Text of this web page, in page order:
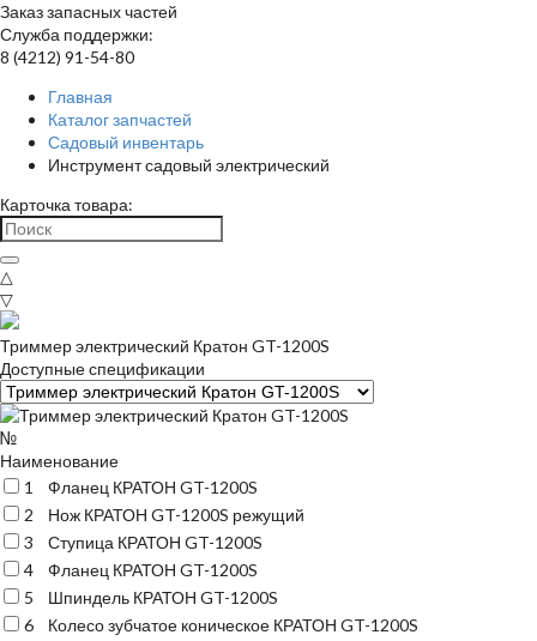
Заказ запасных частей
Служба поддержки:
8 (4212) 91-54-80
Главная
Каталог запчастей
Садовый инвентарь
Инструмент садовый электрический
Карточка товара:
△
▽
Триммер электрический Кратон GT-1200S
Доступные спецификации
№
Наименование
1
Фланец КРАТОН GT-1200S
2
Нож КРАТОН GT-1200S режущий
3
Ступица КРАТОН GT-1200S
4
Фланец КРАТОН GT-1200S
5
Шпиндель КРАТОН GT-1200S
6
Колесо зубчатое коническое КРАТОН GT-1200S